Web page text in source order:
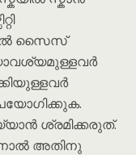
സൈസ്
ശ്രമിക്കരുത്.
അതിനു